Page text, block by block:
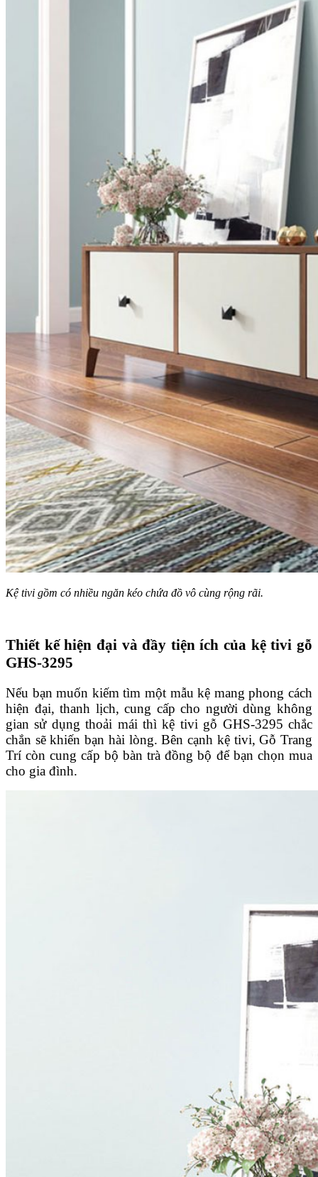
Kệ tivi gồm có nhiều ngăn kéo chứa đồ vô cùng rộng rãi.
Thiết kế hiện đại và đầy tiện ích của kệ tivi gỗ
GHS-3295
Nếu bạn muốn kiếm tìm một mẫu kệ mang phong cách
hiện đại, thanh lịch, cung cấp cho người dùng không
gian sử dụng thoải mái thì kệ tivi gỗ GHS-3295 chắc
chắn sẽ khiến bạn hài lòng. Bên cạnh kệ tivi, Gỗ Trang
Trí còn cung cấp bộ bàn trà đồng bộ để bạn chọn mua
cho gia đình.